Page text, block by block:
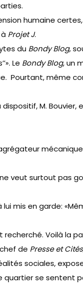
humaine
Projet J.
du Bondy Blog,
Le Bondy Blog, un
Pourtant, même
M. Bouvier,
veut surtout pas
mis en garde:
Voilà la
de Presse et Cités
sociales,
quartier se sentent